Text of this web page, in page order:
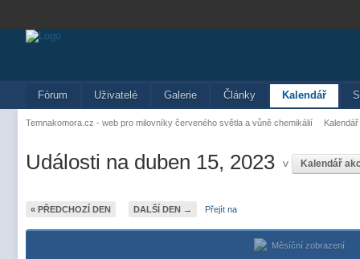
Fórum Uživatelé Galerie Články Kalendář
Temnakomora.cz - web pro milovníky červeného světla a vůně chemikálií Kalendář
Události na duben 15, 2023 v Kalendář
« PŘEDCHOZÍ DEN DALŠÍ DEN → Přejít na
Měsíční zobrazení